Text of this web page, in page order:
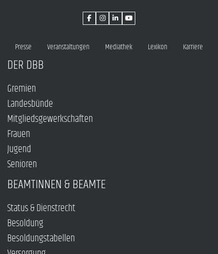
Presse Veranstaltungen Mediathek Lexikon Karriere
DER DBB
Gremien
Landesbünde
Mitgliedsgewerkschaften
Frauen
Jugend
Senioren
BEAMTINNEN & BEAMTE
Status & Dienstrecht
Besoldung
Besoldungstabellen